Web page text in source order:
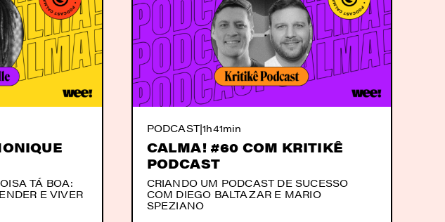
TÁ BOA:
E VIVER
PODCAST|1h41min
CALMA! #60 COM KRITIKÊ
PODCAST
CRIANDO UM PODCAST DE SUCESSO
COM DIEGO BALTAZAR E MARIO
SPEZIANO